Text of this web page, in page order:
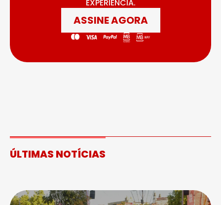
EXPERIÊNCIA.
ASSINE AGORA
ÚLTIMAS NOTÍCIAS